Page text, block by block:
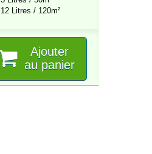
12 Litres / 120m²
Ajouter
au panier